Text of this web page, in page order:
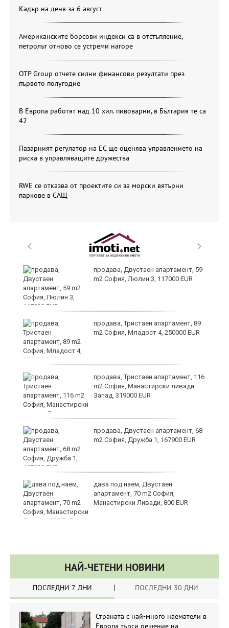
Кадър на деня за 6 август
Американските борсови индекси са в отстъпление,
петролът отново се устреми нагоре
OTP Group отчете силни финансови резултати през
първото полугодие
В Европа работят над 10 хил. пивоварни, в България те са
42
Пазарният регулатор на ЕС ще оценява управлението на
риска в управляващите дружества
RWE се отказва от проектите си за морски вятърни
паркове в САЩ
продава, Двустаен апартамент, 59
m2 София, Люлин 3, 117000 EUR
продава, Тристаен апартамент, 89
m2 София, Младост 4, 250000 EUR
продава, Тристаен апартамент, 116
m2 София, Манастирски ливади
Запад, 319000 EUR
продава, Двустаен апартамент, 68
m2 София, Дружба 1, 167900 EUR
дава под наем, Двустаен
апартамент, 70 m2 София,
Манастирски Ливади, 800 EUR
НАЙ-ЧЕТЕНИ НОВИНИ
ПОСЛЕДНИ 7 ДНИ ПОСЛЕДНИ 30 ДНИ
Страната с най-много наематели в
Европа търси решение на